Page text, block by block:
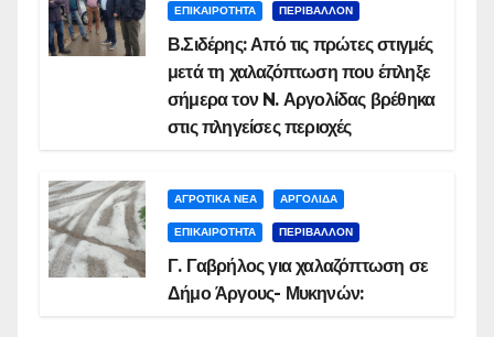
ΕΠΙΚΑΙΡΟΤΗΤΑ ΠΕΡΙΒΑΛΛΟΝ
Β.Σιδέρης: Από τις πρώτες στιγμές
μετά τη χαλαζόπτωση που έπληξε
σήμερα τον N. Αργολίδας βρέθηκα
στις πληγείσες περιοχές
ΑΓΡΟΤΙΚΑ ΝΕΑ ΑΡΓΟΛΙΔΑ
ΕΠΙΚΑΙΡΟΤΗΤΑ ΠΕΡΙΒΑΛΛΟΝ
Γ. Γαβρήλος για χαλαζόπτωση σε
Δήμο Άργους- Μυκηνών: